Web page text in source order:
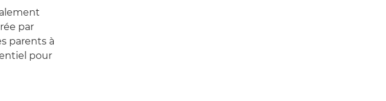
par
parents à
pour